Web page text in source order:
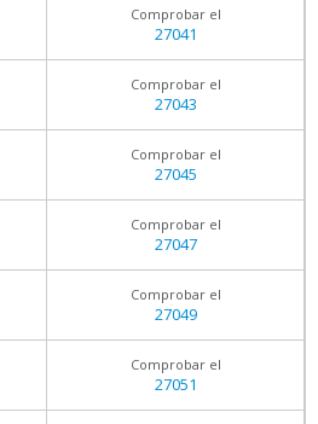
Comprobar el
27041
Comprobar el
27043
Comprobar el
27045
Comprobar el
27047
Comprobar el
27049
Comprobar el
27051